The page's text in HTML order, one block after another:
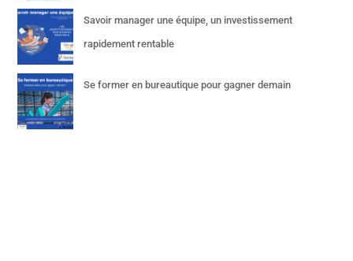
Savoir manager une équipe, un investissement
rapidement rentable
Se former en bureautique pour gagner demain